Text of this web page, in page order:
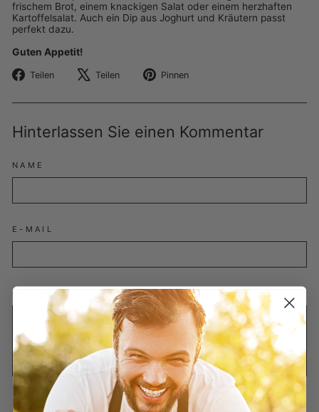
frischem Brot, einem knackigen Salat oder einem herzhaften
Kartoffelsalat. Auch ein Dip aus Joghurt und Kräutern passt
perfekt dazu.
Guten Appetit!
Teilen
Auf
Facebook
Teilen
Auf
Pinnen
Hinterlassen Sie einen Kommentar
NAME
E-MAIL
NACHRICHT
Bitte beachten Sie, dass Kommentare vor der Veröffentlichung